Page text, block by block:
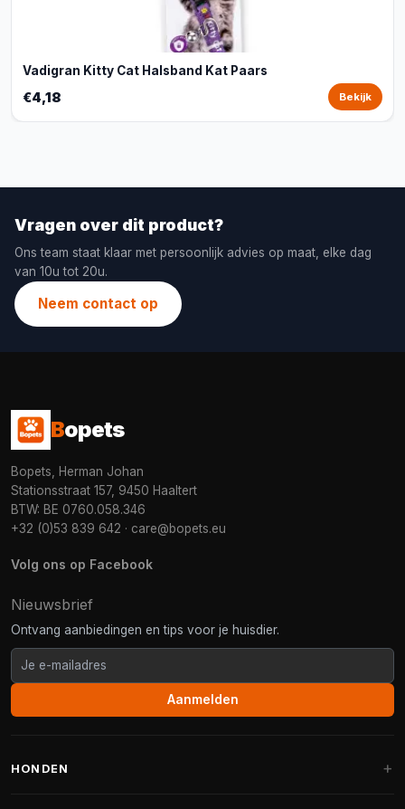
Vadigran Kitty Cat Halsband Kat Paars
€4,18 Bekijk
Vragen over dit product?
Ons team staat klaar met persoonlijk advies op maat, elke dag
van 10u tot 20u.
Neem contact op
Bopets
Bopets, Herman Johan
Stationsstraat 157, 9450 Haaltert
BTW: BE 0760.058.346
+32 (0)53 839 642 · care@bopets.eu
Volg ons op Facebook
Nieuwsbrief
Ontvang aanbiedingen en tips voor je huisdier.
Aanmelden
HONDEN